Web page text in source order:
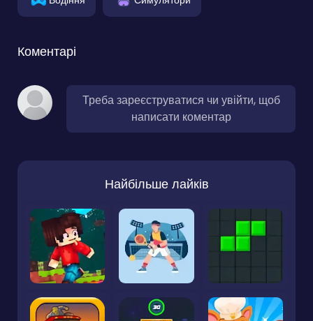
Коментарі
Треба зареєструватися чи увійти, щоб
написати коментар
Найбільше лайків